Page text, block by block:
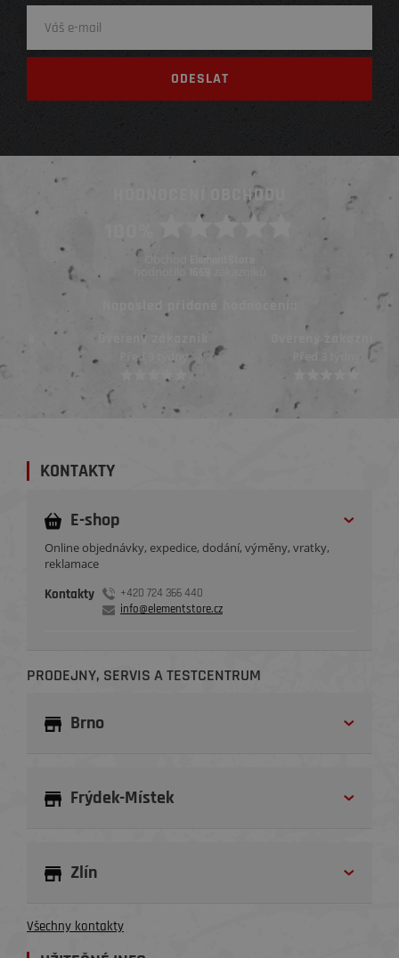
HODNOCENÍ OBCHODU
ElementStore
hodnotilo
Naposled přidané hodnocení::
Ověřený zákazník
Před 3 týdny
KONTAKTY
E-shop
Online objednávky, expedice, dodání, výměny, vratky,
reklamace
Kontakty
+420 724 366 440
info@elementstore.cz
PRODEJNY, SERVIS A TESTCENTRUM
Brno
Frýdek-Místek
Zlín
Všechny kontakty